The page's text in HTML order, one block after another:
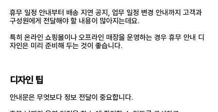
휴무 일정 안내부터 배송 지연 공지, 업무 일정 변경 안내까지 고객과
구성원에게 전달해야 할 내용이 많아지는데요.
특히 온라인 쇼핑몰이나 오프라인 매장을 운영하는 경우 휴무 안내 디
자인은 미리 준비해 두는 것이 좋습니다.
디자인 팁
안내문은 무엇보다 정보 전달이 중요합니다.